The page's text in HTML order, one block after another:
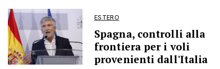
ESTERO
Spagna, controlli alla
frontiera per i voli
provenienti dall'Italia